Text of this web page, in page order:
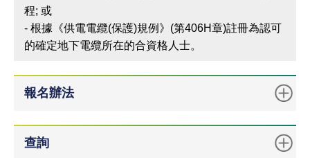
程; 或
- 根據《供電電纜(保護)規例》(第406H章)註冊為認可
的確定地下電纜所在的合資格人士。
報名辦法
查詢